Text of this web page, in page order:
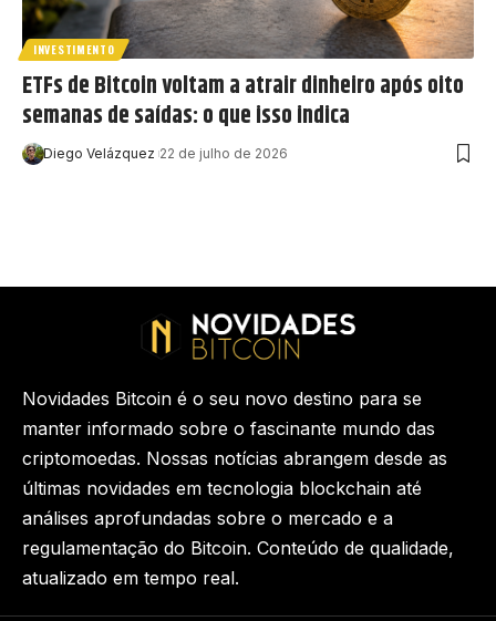
INVESTIMENTO
ETFs de Bitcoin voltam a atrair dinheiro após oito
semanas de saídas: o que isso indica
Diego Velázquez 22 de julho de 2026
Novidades Bitcoin é o seu novo destino para se
manter informado sobre o fascinante mundo das
criptomoedas. Nossas notícias abrangem desde as
últimas novidades em tecnologia blockchain até
análises aprofundadas sobre o mercado e a
regulamentação do Bitcoin. Conteúdo de qualidade,
atualizado em tempo real.